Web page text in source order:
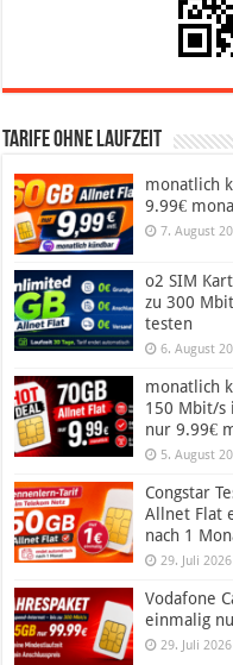
Tarife ohne Laufzeit
monatlich
9.99€
7. August
o2 SIM
zu 300
testen
6. August
monatlich
150 Mbit/s
nur 9.99€
5. August
Congstar
Allnet Flat
nach 1
29. Juli 2026
Vodafone
einmalig
29. Juli 2026